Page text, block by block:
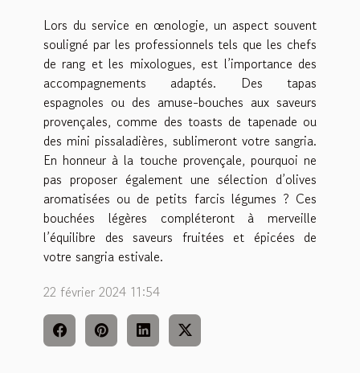
Lors du service en œnologie, un aspect souvent
souligné par les professionnels tels que les chefs
de rang et les mixologues, est l’importance des
accompagnements adaptés. Des tapas
espagnoles ou des amuse-bouches aux saveurs
provençales, comme des toasts de tapenade ou
des mini pissaladières, sublimeront votre sangria.
En honneur à la touche provençale, pourquoi ne
pas proposer également une sélection d’olives
aromatisées ou de petits farcis légumes ? Ces
bouchées légères compléteront à merveille
l’équilibre des saveurs fruitées et épicées de
votre sangria estivale.
22 février 2024 11:54